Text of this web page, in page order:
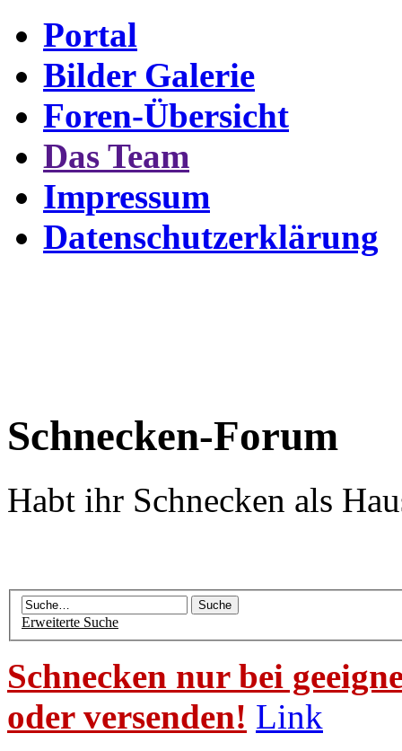
Portal
Bilder Galerie
Foren-Übersicht
Das Team
Impressum
Datenschutzerklärung
Schnecken-Forum
Habt ihr Schnecken als
Erweiterte Suche
Schnecken nur bei
oder versenden! Link